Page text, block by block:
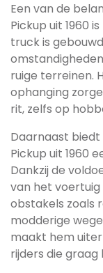
Een van de
Pickup uit 1960
truck is
ruige terreinen.
ophanging
rit, zelfs op
Daarnaast biedt
Pickup uit 1960
Dankzij de
van het
obstakels zoals
modderige
maakt hem
rijders die